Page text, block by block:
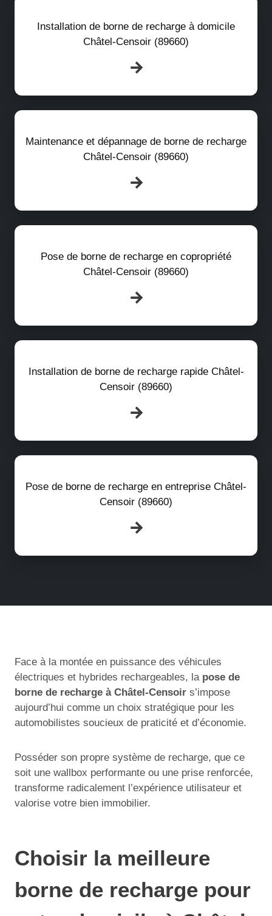
Installation de borne de recharge à domicile
Châtel-Censoir (89660)
Maintenance et dépannage de borne de recharge
Châtel-Censoir (89660)
Pose de borne de recharge en copropriété
Châtel-Censoir (89660)
Installation de borne de recharge rapide Châtel-
Censoir (89660)
Pose de borne de recharge en entreprise Châtel-
Censoir (89660)
Face à la montée en puissance des véhicules
électriques et hybrides rechargeables, la pose de
borne de recharge à Châtel-Censoir s’impose
aujourd’hui comme un choix stratégique pour les
automobilistes soucieux de praticité et d’économie.
Posséder son propre système de recharge, que ce
soit une wallbox performante ou une prise renforcée,
transforme radicalement l’expérience utilisateur et
valorise votre bien immobilier.
Choisir la meilleure
borne de recharge pour